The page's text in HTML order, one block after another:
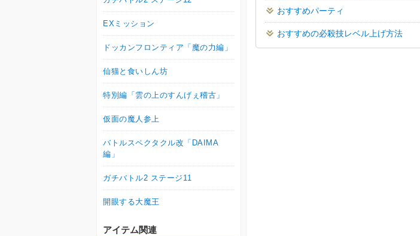
おすすめパーティ
おすすめの必殺技レベル上げ方法
EXミッション
ドッカンフロンティア「魔の力編」
仙猫と食いしん坊
特別編「雲の上のすんげぇ稽古」
仮面の魔人参上
バトルスペクタクル改「DAIMA
編」
ガチバトル2 ステージ11
開眼する大魔王
アイテム関連